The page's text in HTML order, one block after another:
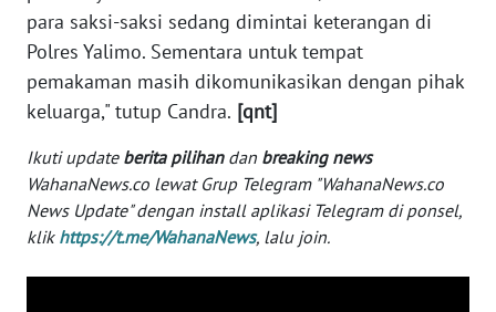
para saksi-saksi sedang dimintai keterangan di
Polres Yalimo. Sementara untuk tempat
pemakaman masih dikomunikasikan dengan pihak
keluarga," tutup Candra. [qnt]
Ikuti update berita pilihandan breaking news
WahanaNews.co lewat Grup Telegram "WahanaNews.co
News Update" dengan install aplikasi Telegram di ponsel,
klik https://t.me/WahanaNews, lalu join.
KEPRI
WN
PAPUA
WN
PAPUA
BARAT